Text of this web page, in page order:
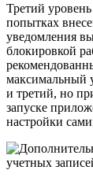
Третий
попытках
уведомления
блокировкой
максимальный
и третий, но
запуске
настройки